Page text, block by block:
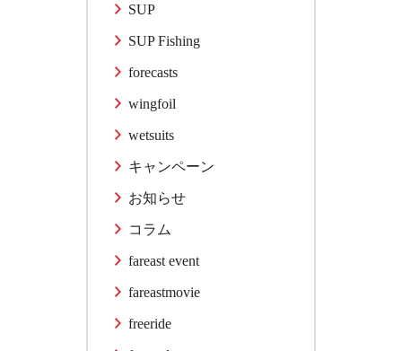
SUP
SUP Fishing
forecasts
wingfoil
wetsuits
キャンペーン
お知らせ
コラム
fareast event
fareastmovie
freeride